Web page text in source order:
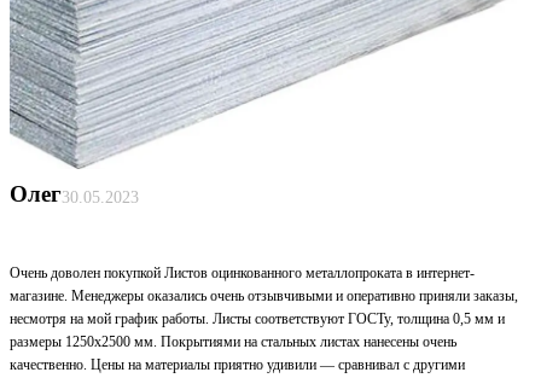
Олег30.05.2023
Очень доволен покупкой Листов оцинкованного металлопроката в интернет-
магазине. Менеджеры оказались очень отзывчивыми и оперативно приняли заказы,
несмотря на мой график работы. Листы соответствуют ГОСТу, толщина 0,5 мм и
размеры 1250x2500 мм. Покрытиями на стальных листах нанесены очень
качественно. Цены на материалы приятно удивили — сравнивал с другими